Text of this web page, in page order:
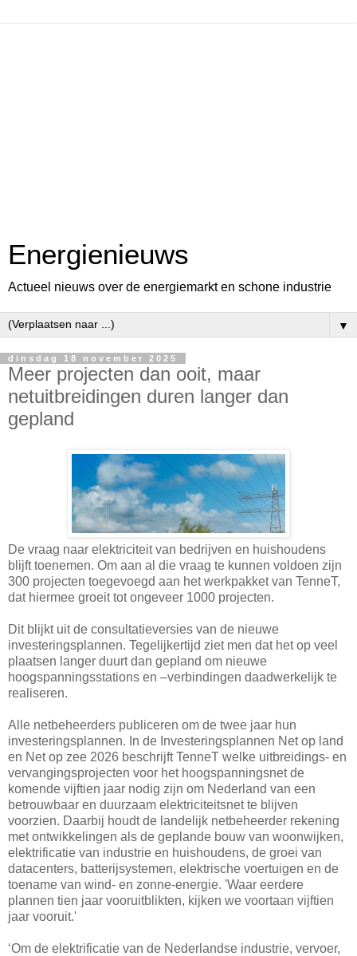
Energienieuws
Actueel nieuws over de energiemarkt en schone industrie
▼
dinsdag 18 november 2025
Meer projecten dan ooit, maar
netuitbreidingen duren langer dan
gepland
De vraag naar elektriciteit van bedrijven en huishoudens
blijft toenemen. Om aan al die vraag te kunnen voldoen zijn
300 projecten toegevoegd aan het werkpakket van TenneT,
dat hiermee groeit tot ongeveer 1000 projecten.
Dit blijkt uit de consultatieversies van de nieuwe
investeringsplannen. Tegelijkertijd ziet men dat het op veel
plaatsen langer duurt dan gepland om nieuwe
hoogspanningsstations en –verbindingen daadwerkelijk te
realiseren.
Alle netbeheerders publiceren om de twee jaar hun
investeringsplannen. In de Investeringsplannen Net op land
en Net op zee 2026 beschrijft TenneT welke uitbreidings- en
vervangingsprojecten voor het hoogspanningsnet de
komende vijftien jaar nodig zijn om Nederland van een
betrouwbaar en duurzaam elektriciteitsnet te blijven
voorzien. Daarbij houdt de landelijk netbeheerder rekening
met ontwikkelingen als de geplande bouw van woonwijken,
elektrificatie van industrie en huishoudens, de groei van
datacenters, batterijsystemen, elektrische voertuigen en de
toename van wind- en zonne-energie. 'Waar eerdere
plannen tien jaar vooruitblikten, kijken we voortaan vijftien
jaar vooruit.'
‘Om de elektrificatie van de Nederlandse industrie, vervoer,